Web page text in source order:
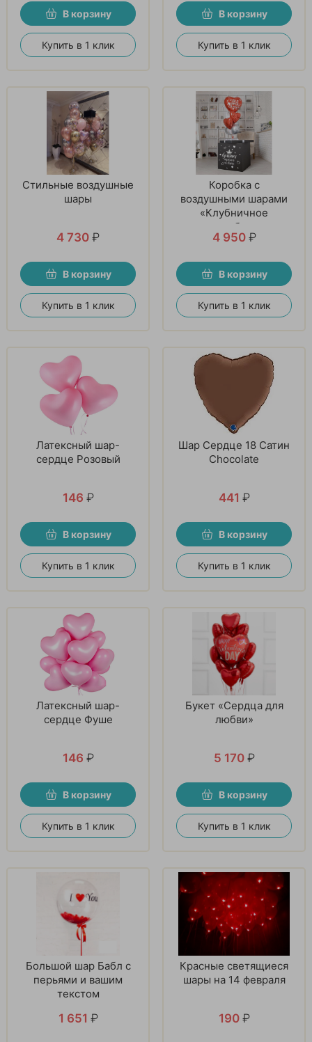
В корзину
Купить в 1 клик
В корзину
Купить в 1 клик
Стильные воздушные
шары
4 730 ₽
В корзину
Купить в 1 клик
Коробка с
воздушными шарами
«Клубничное
серебро»
4 950 ₽
В корзину
Купить в 1 клик
Латексный шар-
сердце Розовый
146 ₽
В корзину
Купить в 1 клик
Шар Сердце 18 Сатин
Chocolate
441 ₽
В корзину
Купить в 1 клик
Латексный шар-
сердце Фуше
146 ₽
В корзину
Купить в 1 клик
Букет «Сердца для
любви»
5 170 ₽
В корзину
Купить в 1 клик
Большой шар Бабл с
перьями и вашим
текстом
1 651 ₽
Красные светящиеся
шары на 14 февраля
190 ₽